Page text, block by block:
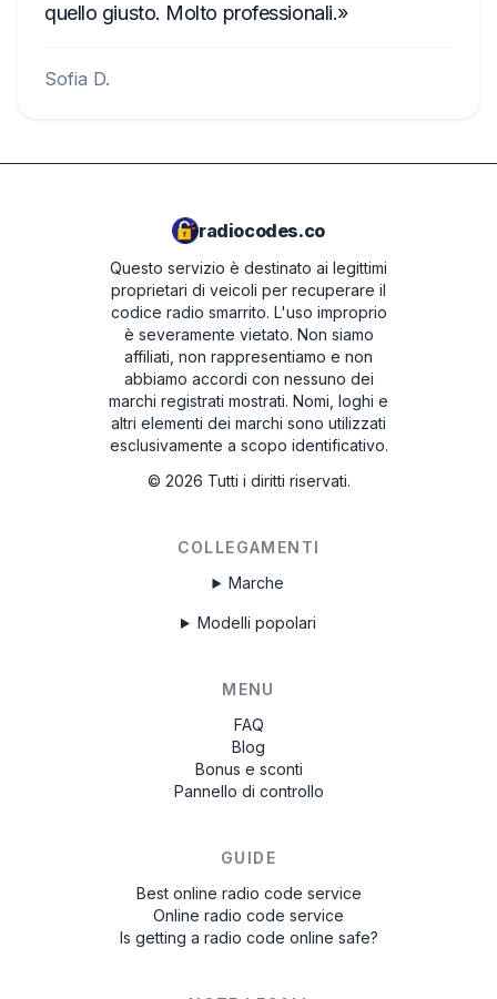
quello giusto. Molto professionali.
Sofia D.
radiocodes.co
Questo servizio è destinato ai legittimi
proprietari di veicoli per recuperare il
codice radio smarrito. L'uso improprio
è severamente vietato. Non siamo
affiliati, non rappresentiamo e non
abbiamo accordi con nessuno dei
marchi registrati mostrati. Nomi, loghi e
altri elementi dei marchi sono utilizzati
esclusivamente a scopo identificativo.
© 2026 Tutti i diritti riservati.
COLLEGAMENTI
Marche
Modelli popolari
MENU
FAQ
Blog
Bonus e sconti
Pannello di controllo
GUIDE
Best online radio code service
Online radio code service
Is getting a radio code online safe?